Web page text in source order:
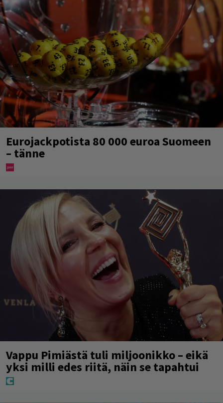
Eurojackpotista 80 000 euroa Suomeen
– tänne
Vappu Pimiästä tuli miljoonikko – eikä
yksi milli edes riitä, näin se tapahtui